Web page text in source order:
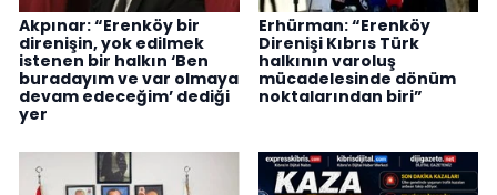
Akpınar: “Erenköy bir
direnişin, yok edilmek
istenen bir halkın ‘Ben
buradayım ve var olmaya
devam edeceğim’ dediği
yer
Erhürman: “Erenköy
Direnişi Kıbrıs Türk
halkının varoluş
mücadelesinde dönüm
noktalarından biri”